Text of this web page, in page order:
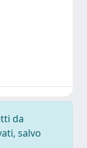
da
salvo